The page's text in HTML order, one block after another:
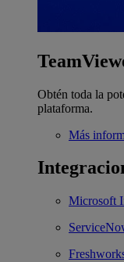
Obtén toda la
plataforma.
Más
Microsoft